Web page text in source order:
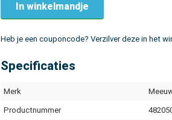
In winkelmandje
Heb je een couponcode? Verzilver deze in het
Specificaties
Merk
Productnummer